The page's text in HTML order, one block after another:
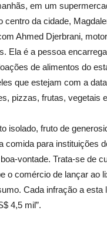
em um
centro da cidade,
Ahmed Djerbrani,
Ela é a pessoa
de alimentos do
que estejam com a
pizzas, frutas, vegetais
isolado, fruto de
comida para instituições
vontade. Trata-se de
o comércio de lançar ao
Cada infração a esta
4,5 mil”.